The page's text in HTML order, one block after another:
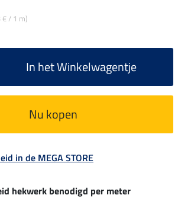
€ / 1 m)
In het Winkelwagentje
Nu kopen
in de MEGA STORE
hekwerk benodigd per meter